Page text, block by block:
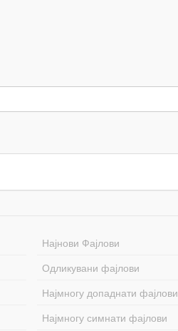
Најнови Фајлови
Одликувани фајлови
Најмногу допаднати фајлови
Најмногу симнати фајлови